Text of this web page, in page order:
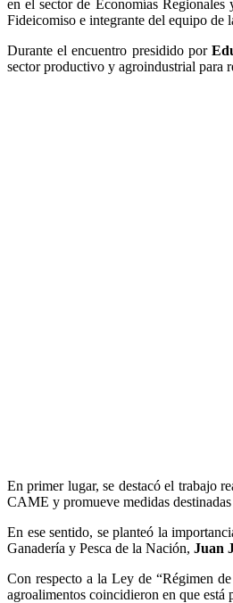
en el sector de Economías
Fideicomiso e integrante del equipo de
Durante el encuentro presidido por
sector productivo y agroindustrial para
En primer lugar, se destacó el trabajo
CAME y promueve medidas
En ese sentido, se planteó la
Ganadería y Pesca de la Nación, Juan
Con respecto a la Ley de “Régimen
agroalimentos coincidieron en que